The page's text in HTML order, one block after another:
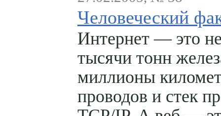
Человеческий
Интернет — это
тысячи тонн
миллионы
проводов и стек